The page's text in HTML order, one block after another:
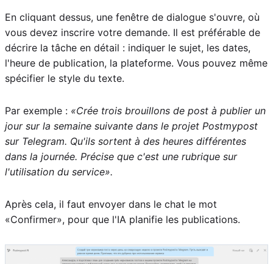
En cliquant dessus, une fenêtre de dialogue s'ouvre, où
vous devez inscrire votre demande. Il est préférable de
décrire la tâche en détail : indiquer le sujet, les dates,
l'heure de publication, la plateforme. Vous pouvez même
spécifier le style du texte.
Par exemple : «Crée trois brouillons de post à publier un
jour sur la semaine suivante dans le projet Postmypost
sur Telegram. Qu'ils sortent à des heures différentes
dans la journée. Précise que c'est une rubrique sur
l'utilisation du service».
Après cela, il faut envoyer dans le chat le mot
«Confirmer», pour que l'IA planifie les publications.